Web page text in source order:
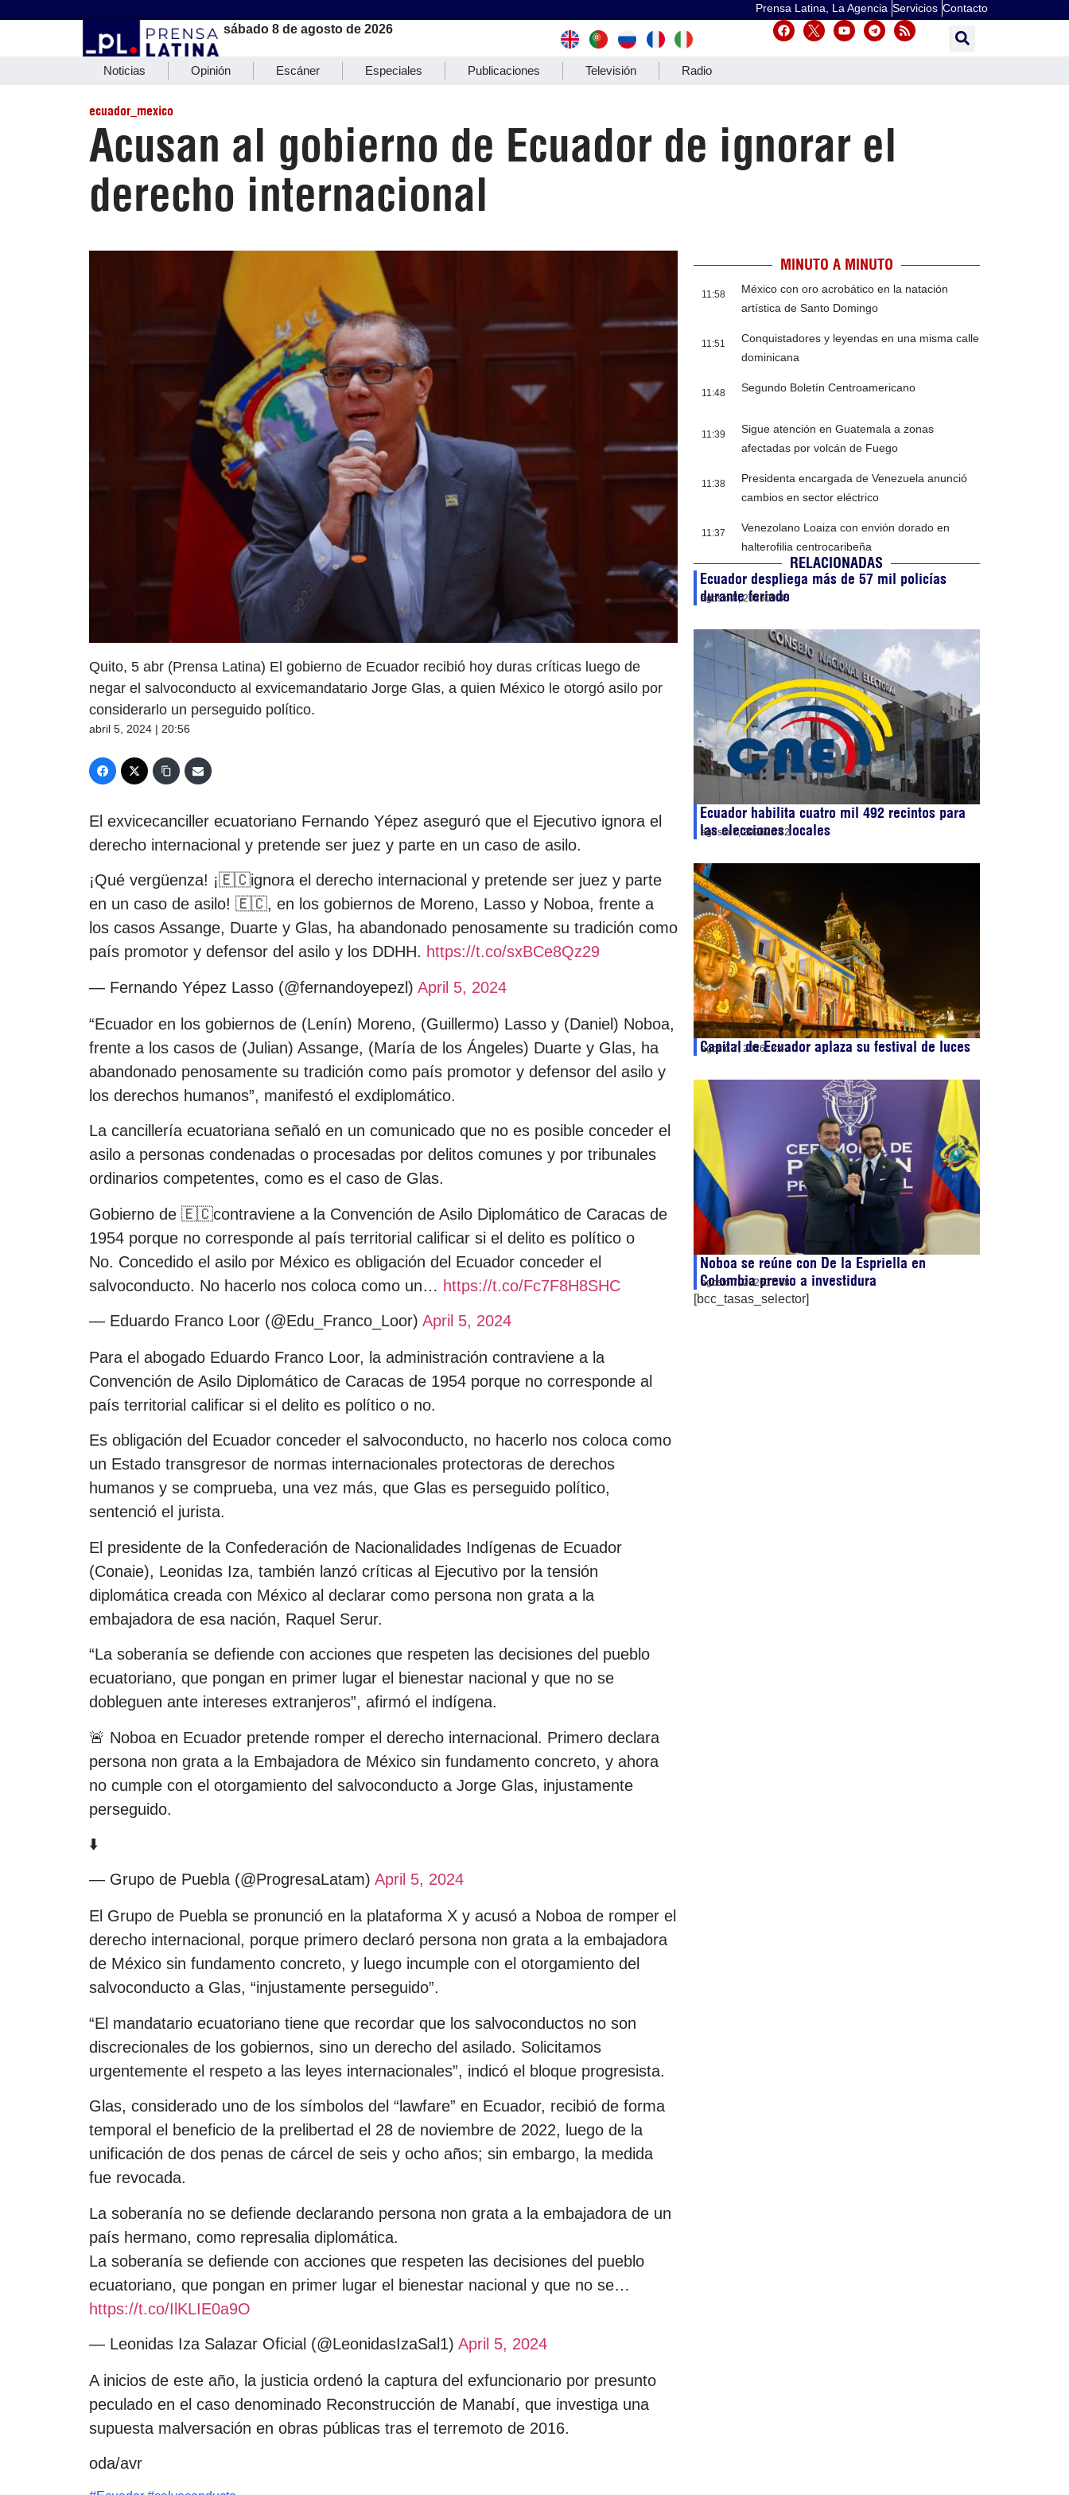
Prensa Latina, La Agencia Servicios Contacto
sábado 8 de agosto de 2026
Noticias Opinión Escáner Especiales Publicaciones Televisión Radio
ecuador_mexico
Acusan al gobierno de Ecuador de ignorar el
derecho internacional
Quito, 5 abr (Prensa Latina) El gobierno de Ecuador recibió hoy duras críticas luego de
negar el salvoconducto al exvicemandatario Jorge Glas, a quien México le otorgó asilo por
considerarlo un perseguido político.
abril 5, 2024 | 20:56
El exvicecanciller ecuatoriano Fernando Yépez aseguró que el Ejecutivo ignora el
derecho internacional y pretende ser juez y parte en un caso de asilo.
¡Qué vergüenza! ¡🇪🇨ignora el derecho internacional y pretende ser juez y parte
en un caso de asilo! 🇪🇨, en los gobiernos de Moreno, Lasso y Noboa, frente a
los casos Assange, Duarte y Glas, ha abandonado penosamente su tradición como
país promotor y defensor del asilo y los DDHH. https://t.co/sxBCe8Qz29
— Fernando Yépez Lasso (@fernandoyepezl) April 5, 2024
“Ecuador en los gobiernos de (Lenín) Moreno, (Guillermo) Lasso y (Daniel) Noboa,
frente a los casos de (Julian) Assange, (María de los Ángeles) Duarte y Glas, ha
abandonado penosamente su tradición como país promotor y defensor del asilo y
los derechos humanos”, manifestó el exdiplomático.
La cancillería ecuatoriana señaló en un comunicado que no es posible conceder el
asilo a personas condenadas o procesadas por delitos comunes y por tribunales
ordinarios competentes, como es el caso de Glas.
Gobierno de 🇪🇨contraviene a la Convención de Asilo Diplomático de Caracas de
1954 porque no corresponde al país territorial calificar si el delito es político o
No. Concedido el asilo por México es obligación del Ecuador conceder el
salvoconducto. No hacerlo nos coloca como un… https://t.co/Fc7F8H8SHC
— Eduardo Franco Loor (@Edu_Franco_Loor) April 5, 2024
Para el abogado Eduardo Franco Loor, la administración contraviene a la
Convención de Asilo Diplomático de Caracas de 1954 porque no corresponde al
país territorial calificar si el delito es político o no.
Es obligación del Ecuador conceder el salvoconducto, no hacerlo nos coloca como
un Estado transgresor de normas internacionales protectoras de derechos
humanos y se comprueba, una vez más, que Glas es perseguido político,
sentenció el jurista.
El presidente de la Confederación de Nacionalidades Indígenas de Ecuador
(Conaie), Leonidas Iza, también lanzó críticas al Ejecutivo por la tensión
diplomática creada con México al declarar como persona non grata a la
embajadora de esa nación, Raquel Serur.
“La soberanía se defiende con acciones que respeten las decisiones del pueblo
ecuatoriano, que pongan en primer lugar el bienestar nacional y que no se
dobleguen ante intereses extranjeros”, afirmó el indígena.
🚨 Noboa en Ecuador pretende romper el derecho internacional. Primero declara
persona non grata a la Embajadora de México sin fundamento concreto, y ahora
no cumple con el otorgamiento del salvoconducto a Jorge Glas, injustamente
perseguido.
⬇️
— Grupo de Puebla (@ProgresaLatam) April 5, 2024
El Grupo de Puebla se pronunció en la plataforma X y acusó a Noboa de romper el
derecho internacional, porque primero declaró persona non grata a la embajadora
de México sin fundamento concreto, y luego incumple con el otorgamiento del
salvoconducto a Glas, “injustamente perseguido”.
“El mandatario ecuatoriano tiene que recordar que los salvoconductos no son
discrecionales de los gobiernos, sino un derecho del asilado. Solicitamos
urgentemente el respeto a las leyes internacionales”, indicó el bloque progresista.
Glas, considerado uno de los símbolos del “lawfare” en Ecuador, recibió de forma
temporal el beneficio de la prelibertad el 28 de noviembre de 2022, luego de la
unificación de dos penas de cárcel de seis y ocho años; sin embargo, la medida
fue revocada.
La soberanía no se defiende declarando persona non grata a la embajadora de un
país hermano, como represalia diplomática.
La soberanía se defiende con acciones que respeten las decisiones del pueblo
ecuatoriano, que pongan en primer lugar el bienestar nacional y que no se…
https://t.co/IlKLIE0a9O
— Leonidas Iza Salazar Oficial (@LeonidasIzaSal1) April 5, 2024
A inicios de este año, la justicia ordenó la captura del exfuncionario por presunto
peculado en el caso denominado Reconstrucción de Manabí, que investiga una
supuesta malversación en obras públicas tras el terremoto de 2016.
oda/avr
MINUTO A MINUTO
11:58
México con oro acrobático en la natación
artística de Santo Domingo
11:51
Conquistadores y leyendas en una misma calle
dominicana
11:48 Segundo Boletín Centroamericano
11:39
Sigue atención en Guatemala a zonas
afectadas por volcán de Fuego
11:38
Presidenta encargada de Venezuela anunció
cambios en sector eléctrico
11:37
Venezolano Loaiza con envión dorado en
halterofilia centrocaribeña
RELACIONADAS
Ecuador despliega más de 57 mil policías
durante feriado
agosto 8, 202609:45
Ecuador habilita cuatro mil 492 recintos para
las elecciones locales
agosto 7, 202620:42
Capital de Ecuador aplaza su festival de luces
agosto 7, 202618:43
Noboa se reúne con De la Espriella en
Colombia previo a investidura
agosto 7, 202617:08
[bcc_tasas_selector]